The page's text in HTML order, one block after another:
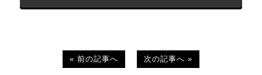
« 前の記事へ 次の記事へ »